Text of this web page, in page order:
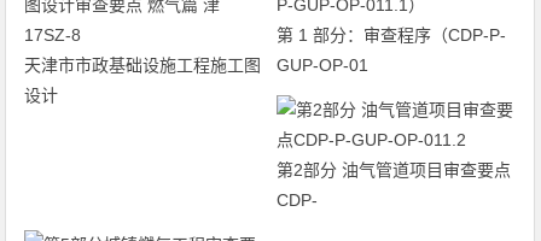
天津市市政基础设施工程施工图
设计
第 1 部分：审查程序（CDP-P-
GUP-OP-01
第2部分 油气管道项目审查要点
CDP-